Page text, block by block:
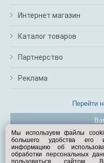
Интернет магазин
Каталог товаров
Партнерство
Реклама
Перейти
©
Мы используем файлы
большего удобства его
информацию об
обработки персональных
пользоваться